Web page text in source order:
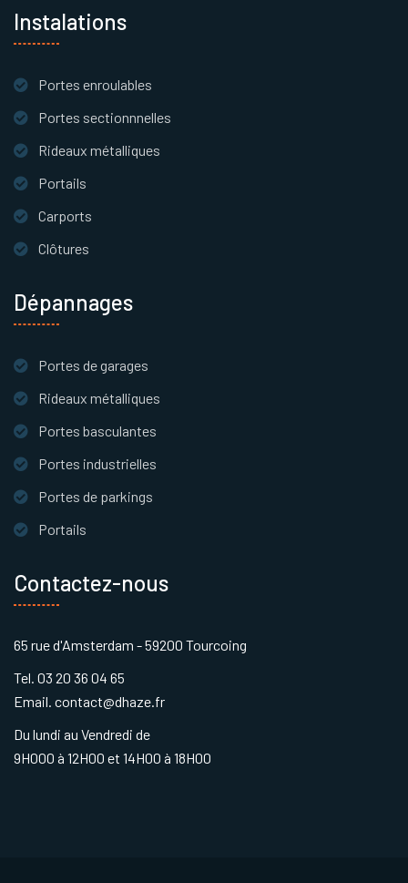
Instalations
Portes enroulables
Portes sectionnnelles
Rideaux métalliques
Portails
Carports
Clôtures
Dépannages
Portes de garages
Rideaux métalliques
Portes basculantes
Portes industrielles
Portes de parkings
Portails
Contactez-nous
65 rue d'Amsterdam - 59200 Tourcoing
Tel. 03 20 36 04 65
Email. contact@dhaze.fr
Du lundi au Vendredi de
9H000 à 12H00 et 14H00 à 18H00